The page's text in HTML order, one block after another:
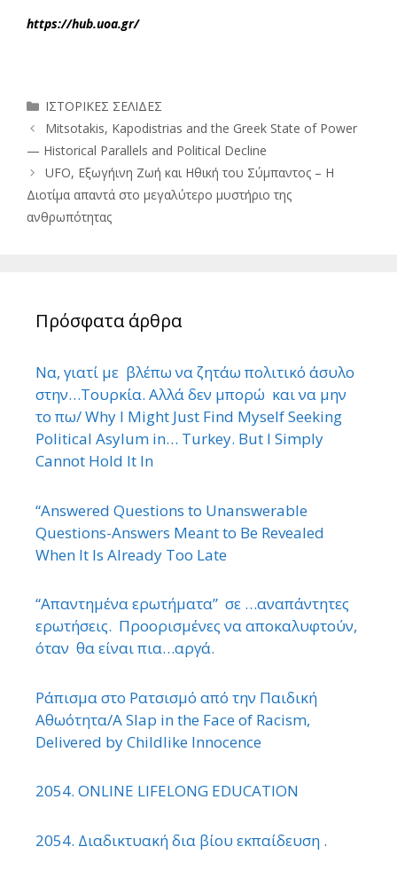
https://hub.uoa.gr/
Κατηγορίες
ΙΣΤΟΡΙΚΕΣ ΣΕΛΙΔΕΣ
Mitsotakis, Kapodistrias and the Greek State of Power
— Historical Parallels and Political Decline
UFO, Εξωγήινη Ζωή και Ηθική του Σύμπαντος – Η
Διοτίμα απαντά στο μεγαλύτερο μυστήριο της
ανθρωπότητας
Πρόσφατα άρθρα
Να, γιατί με βλέπω να ζητάω πολιτικό άσυλο
στην…Τουρκία. Αλλά δεν μπορώ και να μην
το πω/ Why I Might Just Find Myself Seeking
Political Asylum in… Turkey. But I Simply
Cannot Hold It In
“Answered Questions to Unanswerable
Questions-Answers Meant to Be Revealed
When It Is Already Too Late
“Απαντημένα ερωτήματα” σε …αναπάντητες
ερωτήσεις. Προορισμένες να αποκαλυφτούν,
όταν θα είναι πια…αργά.
Ράπισμα στο Ρατσισμό από την Παιδική
Αθωότητα/A Slap in the Face of Racism,
Delivered by Childlike Innocence
2054. ONLINE LIFELONG EDUCATION
2054. Διαδικτυακή δια βίου εκπαίδευση .